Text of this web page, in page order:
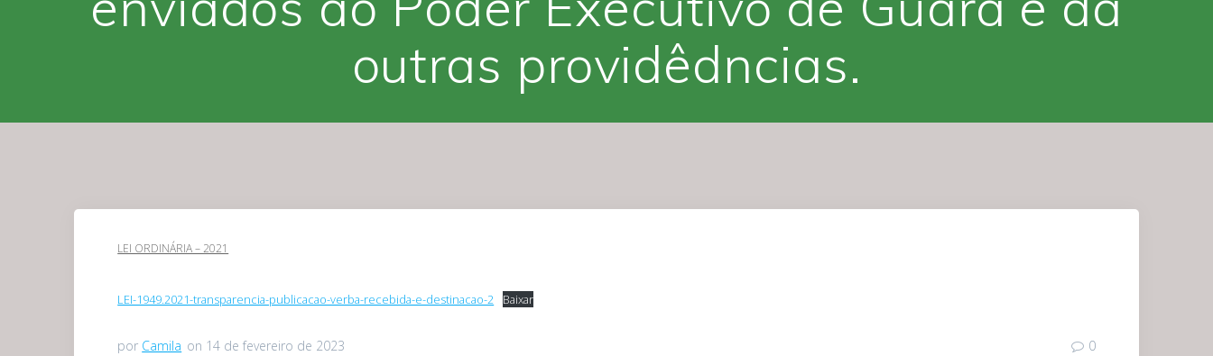
outras providêdncias.
LEI ORDINÁRIA – 2021
LEI-1949.2021-transparencia-publicacao-verba-recebida-e-destinacao-2 Baixar
por Camila on 14 de fevereiro de 2023 0